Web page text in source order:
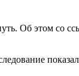
Об этом со